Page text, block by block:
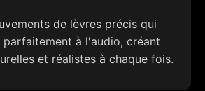
de lèvres précis qui
à l'audio, créant
et réalistes à chaque fois.